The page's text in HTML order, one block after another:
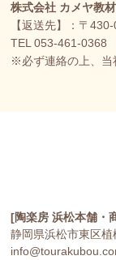
株式会社 カメヤ教
【返送先】：〒
TEL 053-461-0368
※必ず連絡の上、当
[陶楽房 浜松本舗・
静岡県浜松市東区